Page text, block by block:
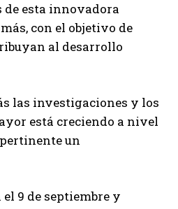
de esta innovadora
con el objetivo de
al desarrollo
las investigaciones y los
está creciendo a nivel
un
9 de septiembre y